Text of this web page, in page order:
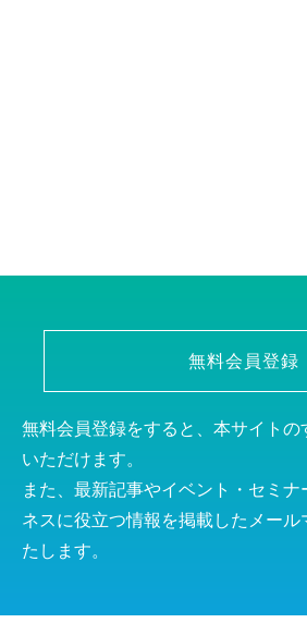
無料会員登録
無料会員登録をすると、本サイトの
いただけます。
また、最新記事やイベント・セミ
ネスに役立つ情報を掲載したメール
たします。